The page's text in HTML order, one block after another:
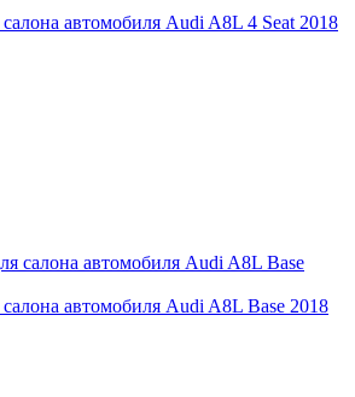
автомобиля Audi A8L 4 Seat 2018
автомобиля Audi A8L Base 2018